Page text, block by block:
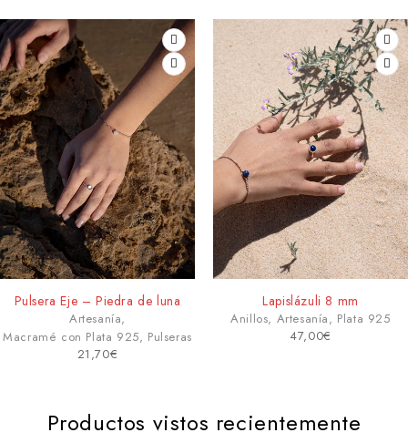
Lapislázuli 8 mm
Artesanía,
47,00€
Piedra de luna 6 mm
Anillos, Artesanía, Plata 925
43,00€
Productos vistos recientemente